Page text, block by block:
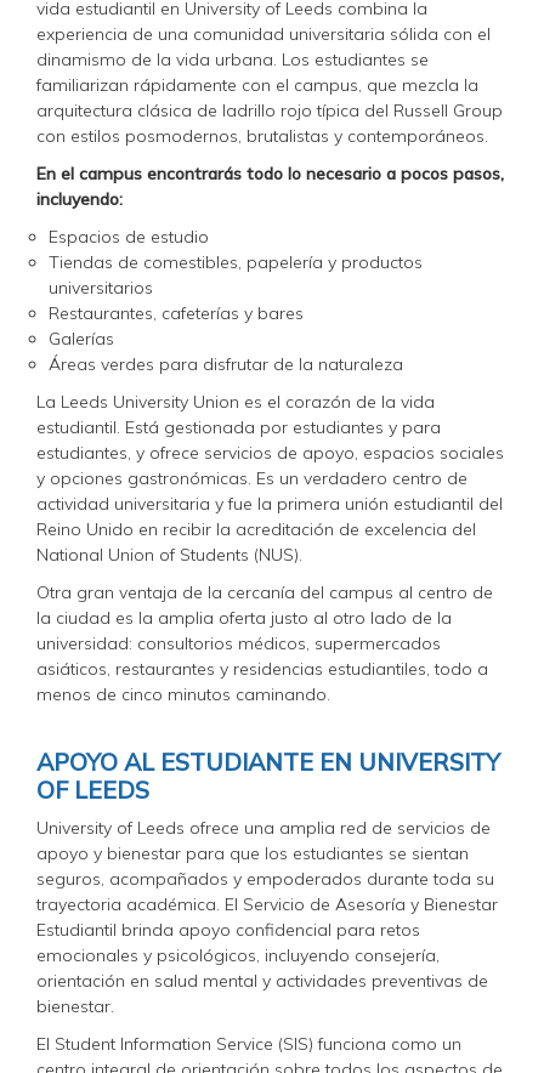
vida estudiantil en University of Leeds combina la
experiencia de una comunidad universitaria sólida con el
dinamismo de la vida urbana. Los estudiantes se
familiarizan rápidamente con el campus, que mezcla la
arquitectura clásica de ladrillo rojo típica del Russell Group
con estilos posmodernos, brutalistas y contemporáneos.
En el campus encontrarás todo lo necesario a pocos pasos,
incluyendo:
Espacios de estudio
Tiendas de comestibles, papelería y productos
universitarios
Restaurantes, cafeterías y bares
Galerías
Áreas verdes para disfrutar de la naturaleza
La Leeds University Union es el corazón de la vida
estudiantil. Está gestionada por estudiantes y para
estudiantes, y ofrece servicios de apoyo, espacios sociales
y opciones gastronómicas. Es un verdadero centro de
actividad universitaria y fue la primera unión estudiantil del
Reino Unido en recibir la acreditación de excelencia del
National Union of Students (NUS).
Otra gran ventaja de la cercanía del campus al centro de
la ciudad es la amplia oferta justo al otro lado de la
universidad: consultorios médicos, supermercados
asiáticos, restaurantes y residencias estudiantiles, todo a
menos de cinco minutos caminando.
APOYO AL ESTUDIANTE EN UNIVERSITY
OF LEEDS
University of Leeds ofrece una amplia red de servicios de
apoyo y bienestar para que los estudiantes se sientan
seguros, acompañados y empoderados durante toda su
trayectoria académica. El Servicio de Asesoría y Bienestar
Estudiantil brinda apoyo confidencial para retos
emocionales y psicológicos, incluyendo consejería,
orientación en salud mental y actividades preventivas de
bienestar.
El Student Information Service (SIS) funciona como un